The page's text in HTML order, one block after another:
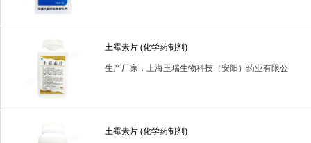
土霉素片 (化学药制剂)
生产厂家：上海玉瑞生物科技（安阳）药业有限公
土霉素片 (化学药制剂)